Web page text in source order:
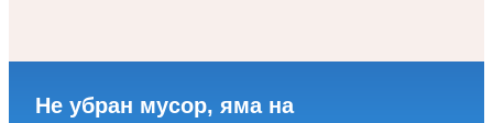
Не убран мусор, яма на